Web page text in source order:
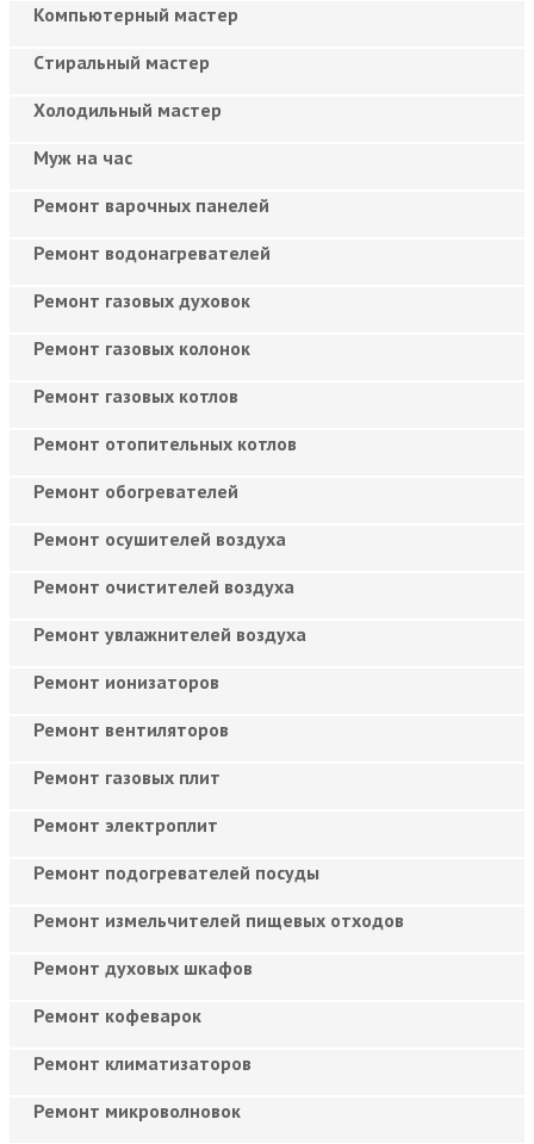
Компьютерный мастер
Cтиральный мастер
Холодильный мастер
Муж на час
Ремонт варочных панелей
Ремонт водонагревателей
Ремонт газовых духовок
Ремонт газовых колонок
Ремонт газовых котлов
Ремонт отопительных котлов
Ремонт обогревателей
Ремонт осушителей воздуха
Ремонт очистителей воздуха
Ремонт увлажнителей воздуха
Ремонт ионизаторов
Ремонт вентиляторов
Ремонт газовых плит
Ремонт электроплит
Ремонт подогревателей посуды
Ремонт измельчителей пищевых отходов
Ремонт духовых шкафов
Ремонт кофеварок
Ремонт климатизаторов
Ремонт микроволновок